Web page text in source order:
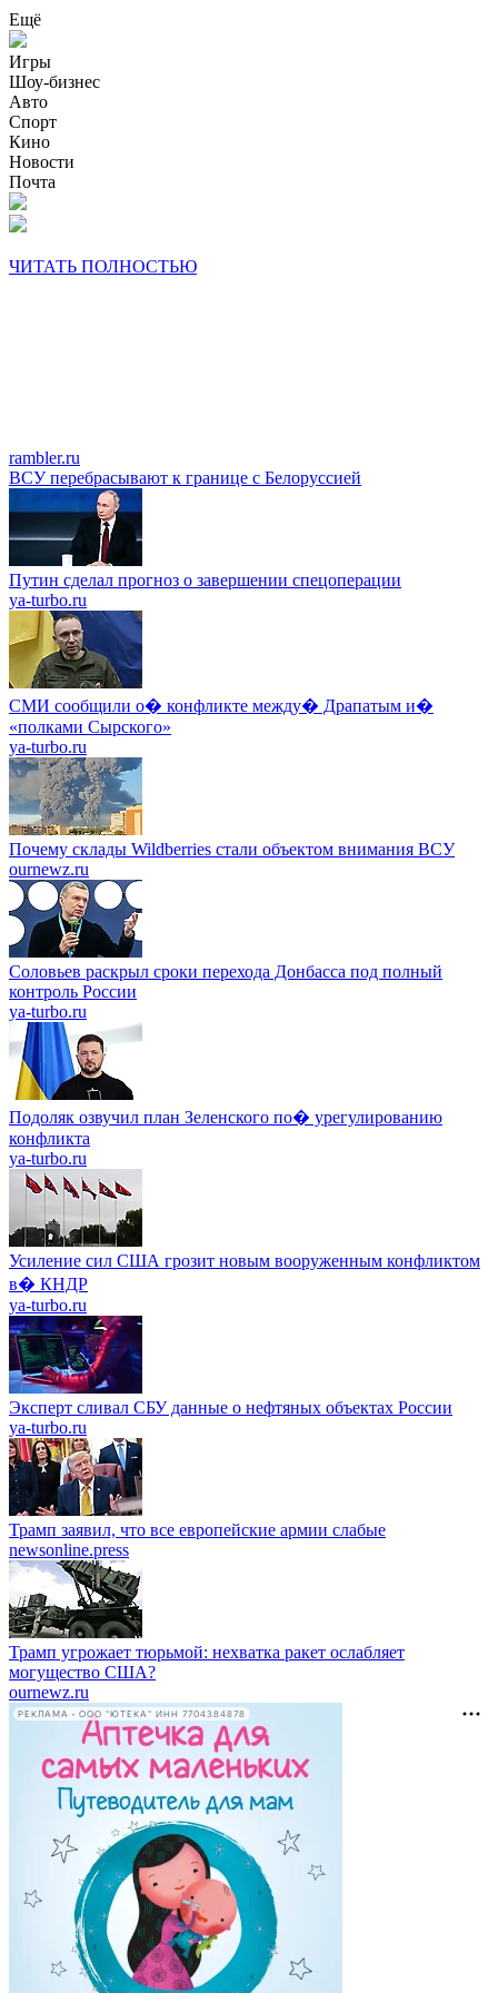
Ещё
Игры
Шоу-бизнес
Авто
Спорт
Кино
Новости
Почта
ЧИТАТЬ ПОЛНОСТЬЮ
rambler.ru
ВСУ перебрасывают к границе с Белоруссией
Путин сделал прогноз о завершении спецоперации
ya-turbo.ru
СМИ сообщили о� конфликте между� Драпатым и�
«полками Сырского»
ya-turbo.ru
Почему склады Wildberries стали объектом внимания ВСУ
ournewz.ru
Соловьев раскрыл сроки перехода Донбасса под полный
контроль России
ya-turbo.ru
Подоляк озвучил план Зеленского по� урегулированию
конфликта
ya-turbo.ru
Усиление сил США грозит новым вооруженным конфликтом
в� КНДР
ya-turbo.ru
Эксперт сливал СБУ данные о нефтяных объектах России
ya-turbo.ru
Трамп заявил, что все европейские армии слабые
newsonline.press
Трамп угрожает тюрьмой: нехватка ракет ослабляет
могущество США?
ournewz.ru
РЕКЛАМА • ООО "ЮТЕКА" ИНН 7704384878